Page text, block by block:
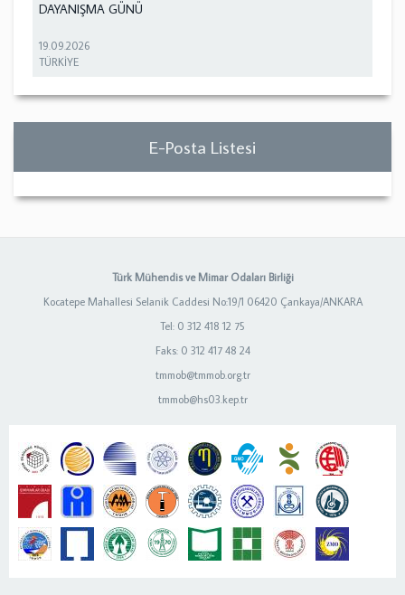
DAYANIŞMA GÜNÜ
19.09.2026
TÜRKİYE
E-Posta Listesi
Türk Mühendis ve Mimar Odaları Birliği
Kocatepe Mahallesi Selanik Caddesi No:19/1 06420 Çankaya/ANKARA
Tel: 0 312 418 12 75
Faks: 0 312 417 48 24
tmmob@tmmob.org.tr
tmmob@hs03.kep.tr